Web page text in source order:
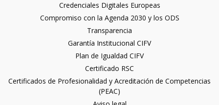
Credenciales Digitales Europeas
Compromiso con la Agenda 2030 y los ODS
Transparencia
Garantía Institucional CIFV
Plan de Igualdad CIFV
Certificado RSC
Certificados de Profesionalidad y Acreditación de Competencias
(PEAC)